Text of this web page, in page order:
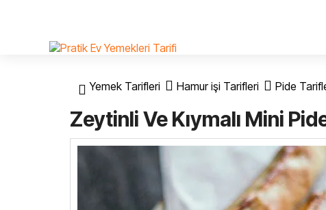
Yemek Tarifleri Hamur işi Tarifleri Pide
Zeytinli Ve Kıymalı Mini